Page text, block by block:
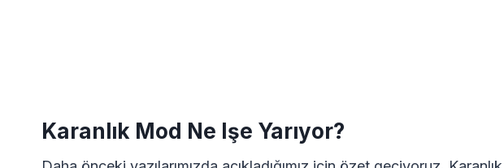
Karanlık Mod Ne Işe Yarıyor?